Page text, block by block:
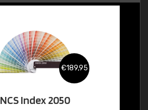
€189,95
NCS Index 2050